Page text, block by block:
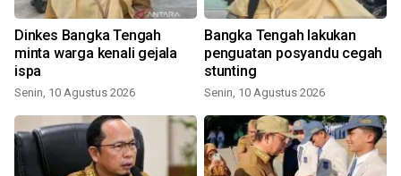
Dinkes Bangka Tengah
minta warga kenali gejala
ispa
Senin, 10 Agustus 2026
Bangka Tengah lakukan
penguatan posyandu cegah
stunting
Senin, 10 Agustus 2026